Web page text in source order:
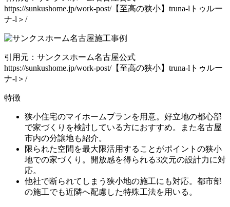
https://sunkushome.jp/work-post/【至高の狭小】truna-lトゥルー
ナ-l＞/
引用元：サンクスホーム名古屋公式
https://sunkushome.jp/work-post/【至高の狭小】truna-lトゥルー
ナ-l＞/
特徴
狭小住宅のマイホームプランを用意。好立地の都心部
で家づくりを検討している方におすすめ。また名古屋
市内の分譲地も紹介。
限られた空間を最大限活用することがポイントの狭小
地での家づくり。
開放感を得られる3次元の設計力に対
応。
他社で断られてしまう狭小地の施工にも対応。都市部
の施工でも近隣へ配慮した特殊工法を用いる 。